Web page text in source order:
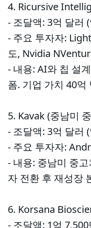
4. Ricursive
- 조달액: 3억 달러
- 주요 투자자:
도, Nvidia
- 내용: AI와 칩 설
폼. 기업 가치 40억
5. Kavak (중남미
- 조달액: 3억 달러
- 주요 투자자:
- 내용: 중남미 중
자 전환 후 재성장
6. Korsana
- 조달액: 1억